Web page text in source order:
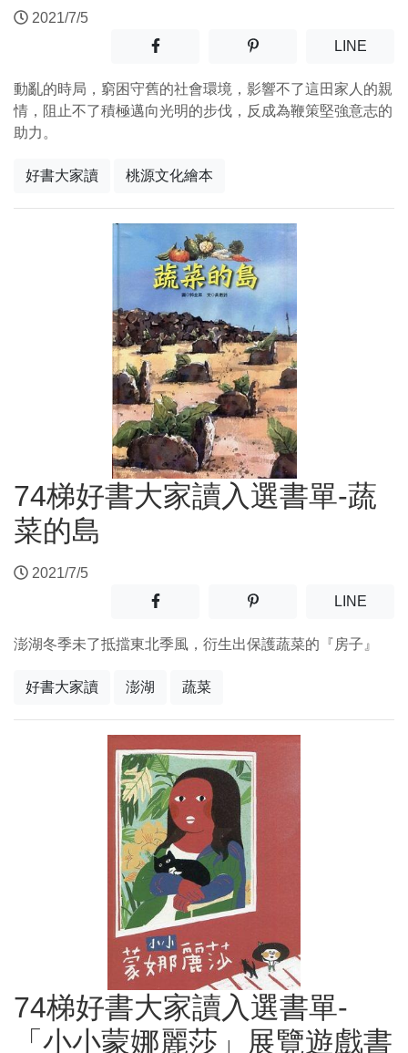
2021/7/5
分享至facebook(另開新視窗)
分享至噗浪(另開新視窗)
LINE(另開
動亂的時局，窮困守舊的社會環境，影響不了這田家人的親
情，阻止不了積極邁向光明的步伐，反成為鞭策堅強意志的
助力。
好書大家讀 桃源文化繪本
74梯好書大家讀入選書單-蔬
菜的島
2021/7/5
分享至facebook(另開新視窗)
分享至噗浪(另開新視窗)
LINE(另開
澎湖冬季未了抵擋東北季風，衍生出保護蔬菜的『房子』
好書大家讀 澎湖 蔬菜
74梯好書大家讀入選書單-
「小小蒙娜麗莎」展覽遊戲書